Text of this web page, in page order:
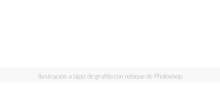
Ilustración a lápiz de grafito con retoque de Photoshop